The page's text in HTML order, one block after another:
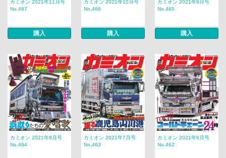
カミオン 2021年11月号
No.467
購入
カミオン 2021年10月号
No.466
購入
カミオン 2021年9月号
No.465
購入
カミオン 2021年8月号
No.464
カミオン 2021年7月号
No.463
カミオン 2021年6月号
No.462